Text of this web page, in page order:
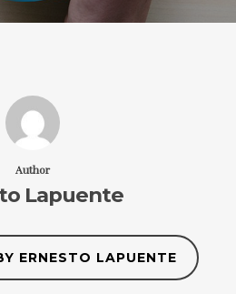
Author
Lapuente
ERNESTO LAPUENTE